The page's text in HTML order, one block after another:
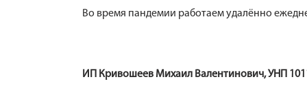
Во время пандемии работаем удалённо
ИП Кривошеев Михаил Валентинович, УНП